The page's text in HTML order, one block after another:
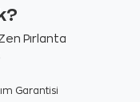
Pırlanta
Garantisi